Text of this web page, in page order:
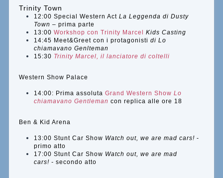
Trinity Town
12:00 Special Western Act La Leggenda di Dusty
Town – prima parte
13:00 Workshop con Trinity Marcel Kids Casting
14:45 Meet&Greet con i protagonisti di Lo
chiamavano Genlteman
15:30 Trinity Marcel, il lanciatore di coltelli
Western Show Palace
14:00: Prima assoluta Grand Western Show Lo
chiamavano Gentleman con replica alle ore 18
Ben & Kid Arena
13:00 Stunt Car Show Watch out, we are mad cars!-
primo atto
17:00 Stunt Car Show Watch out, we are mad
cars! - secondo atto